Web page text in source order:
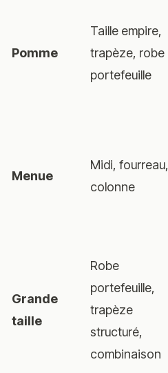
Pomme
Taille empire,
trapèze, robe
portefeuille
Menue
Midi, fourreau,
colonne
Grande
taille
Robe
portefeuille,
trapèze
structuré,
combinaison